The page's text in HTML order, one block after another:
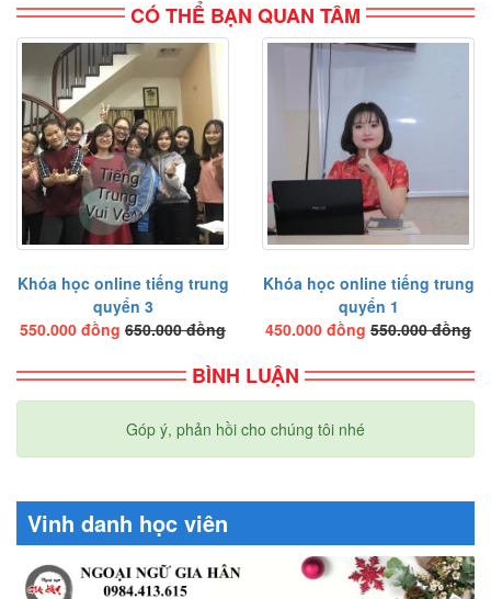
Ngữ pháp
Bài khóa
Bài tập nghe hiểu
Bài tập đọc hiểu
Bài 5
Từ mới
Chữ Hán
Ngữ pháp
Bài khóa
Bài tập nghe hiểu
Chữ Hán
Bài khóa
CÓ THỂ BẠN QUAN TÂM
Khóa học online tiếng trung
quyển 3
550.000 đồng 650.000 đồng
Khóa học online tiếng trung
quyển 1
450.000 đồng 550.000 đồng
BÌNH LUẬN
Góp ý, phản hồi cho chúng tôi nhé
Vinh danh học viên